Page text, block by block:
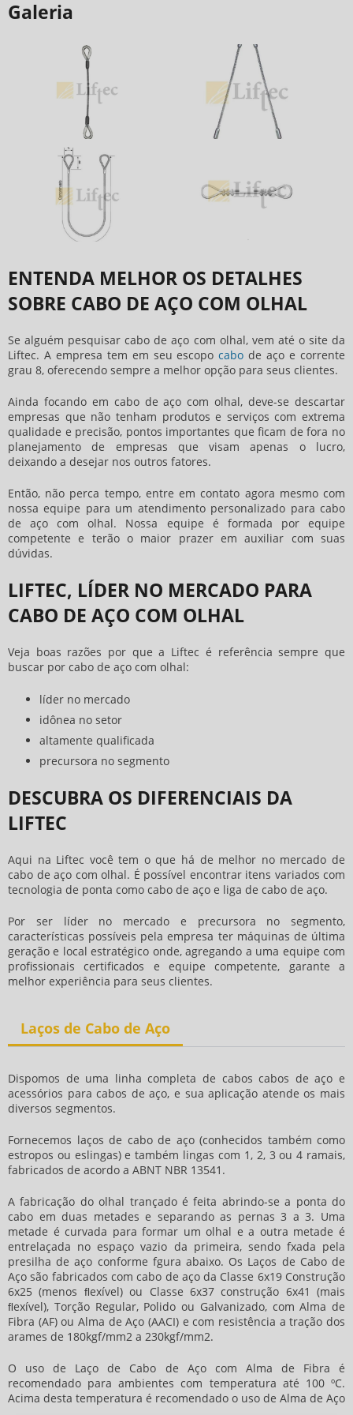
Galeria
ENTENDA MELHOR OS DETALHES
SOBRE CABO DE AÇO COM OLHAL
Se alguém pesquisarcabo de aço com olhal, vem até o site da
Liftec. A empresa tem em seu escopocabo de aço e corrente
grau 8, oferecendo sempre a melhor opção para seus clientes.
Ainda focando em cabo de aço com olhal, deve-se descartar
empresas que não tenham produtos e serviços com extrema
qualidade e precisão, pontos importantes que ficam de fora no
planejamento de empresas que visam apenas o lucro,
deixando a desejar nos outros fatores.
Então, não perca tempo, entre em contato agora mesmo com
nossa equipe para um atendimento personalizado para cabo
de aço com olhal. Nossa equipe é formada por equipe
competente e terão o maior prazer em auxiliar com suas
dúvidas.
LIFTEC, LÍDER NO MERCADO PARA
CABO DE AÇO COM OLHAL
Veja boas razões por que a Liftec é referência sempre que
buscar por cabo de aço com olhal:
líder no mercado
idônea no setor
altamente qualificada
precursora no segmento
DESCUBRA OS DIFERENCIAIS DA
LIFTEC
Aqui na Liftec você tem o que há de melhor no mercado de
cabo de aço com olhal. É possível encontrar itens variados com
tecnologia de ponta como cabo de aço e liga de cabo de aço.
Por ser líder no mercado e precursora no segmento,
características possíveis pela empresa ter máquinas de última
geração e local estratégico onde, agregando a uma equipe com
profissionais certificados e equipe competente, garante a
melhor experiência para seus clientes.
Laços de Cabo de Aço
Dispomos de uma linha completa de cabos cabos de aço e
acessórios para cabos de aço, e sua aplicação atende os mais
diversos segmentos.
Fornecemos laços de cabo de aço (conhecidos também como
estropos ou eslingas) e também lingas com 1, 2, 3 ou 4 ramais,
fabricados de acordo a ABNT NBR 13541.
A fabricação do olhal trançado é feita abrindo-se a ponta do
cabo em duas metades e separando as pernas 3 a 3. Uma
metade é curvada para formar um olhal e a outra metade é
entrelaçada no espaço vazio da primeira, sendo fxada pela
presilha de aço conforme fgura abaixo. Os Laços de Cabo de
Aço são fabricados com cabo de aço da Classe 6x19 Construção
6x25 (menos ﬂexível) ou Classe 6x37 construção 6x41 (mais
ﬂexível), Torção Regular, Polido ou Galvanizado, com Alma de
Fibra (AF) ou Alma de Aço (AACI) e com resistência a tração dos
arames de 180kgf/mm2 a 230kgf/mm2.
O uso de Laço de Cabo de Aço com Alma de Fibra é
recomendado para ambientes com temperatura até 100 ºC.
Acima desta temperatura é recomendado o uso de Alma de Aço